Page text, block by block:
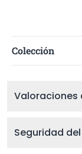
Colección
Valoraciones
Seguridad